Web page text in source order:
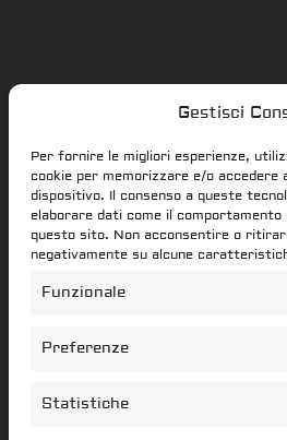
Gestisci
Per fornire le migliori esperienze,
cookie per memorizzare e/o accedere
dispositivo. Il consenso a queste
elaborare dati come il comportamento
questo sito. Non acconsentire o
negativamente su alcune
Funzionale
Preferenze
Statistiche
Star Citizen.it
star-citizen.it is a Star
website. Star Citizen
trademarks are the